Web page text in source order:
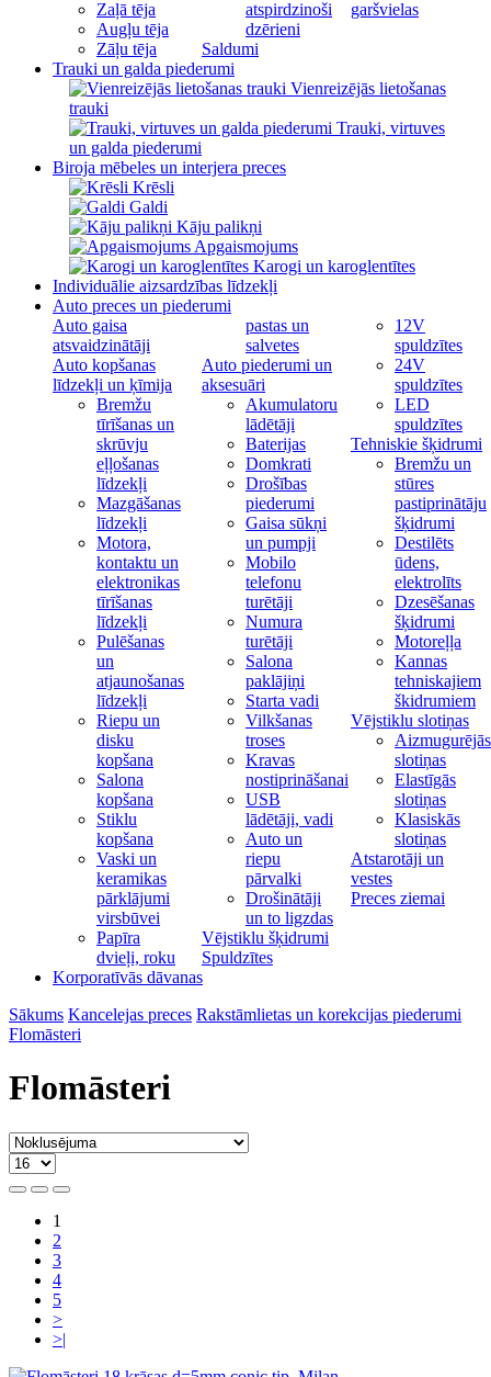
Zaļā tēja
Augļu tēja
Zāļu tēja
atspirdzinoši
dzērieni
Saldumi
garšvielas
Trauki un galda piederumi
Vienreizējās lietošanas
trauki
Trauki, virtuves
un galda piederumi
Biroja mēbeles un interjera preces
Krēsli
Galdi
Kāju palikņi
Apgaismojums
Karogi un karoglentītes
Individuālie aizsardzības līdzekļi
Auto preces un piederumi
Auto gaisa
atsvaidzinātāji
Auto kopšanas
līdzekļi un ķīmija
Bremžu
tīrīšanas un
skrūvju
eļļošanas
līdzekļi
Mazgāšanas
līdzekļi
Motora,
kontaktu un
elektronikas
tīrīšanas
līdzekļi
Pulēšanas
un
atjaunošanas
līdzekļi
Riepu un
disku
kopšana
Salona
kopšana
Stiklu
kopšana
Vaski un
keramikas
pārklājumi
virsbūvei
Papīra
dvieļi, roku
pastas un
salvetes
Auto piederumi un
aksesuāri
Akumulatoru
lādētāji
Baterijas
Domkrati
Drošības
piederumi
Gaisa sūkņi
un pumpji
Mobilo
telefonu
turētāji
Numura
turētāji
Salona
paklājiņi
Starta vadi
Vilkšanas
troses
Kravas
nostiprināšanai
USB
lādētāji, vadi
Auto un
riepu
pārvalki
Drošinātāji
un to ligzdas
Vējstiklu šķidrumi
Spuldzītes
12V
spuldzītes
24V
spuldzītes
LED
spuldzītes
Tehniskie šķidrumi
Bremžu un
stūres
pastiprinātāju
šķidrumi
Destilēts
ūdens,
elektrolīts
Dzesēšanas
šķidrumi
Motoreļļa
Kannas
tehniskajiem
škidrumiem
Vējstiklu slotiņas
Aizmugurējās
slotiņas
Elastīgās
slotiņas
Klasiskās
slotiņas
Atstarotāji un
vestes
Preces ziemai
Korporatīvās dāvanas
Sākums Kancelejas preces Rakstāmlietas un korekcijas piederumi
Flomāsteri
Flomāsteri
1
2
3
4
5
>
>|